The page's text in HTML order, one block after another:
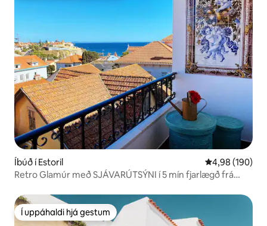
Íbúð í Estoril 4,98 af 5 í
4,98 (190)
Retro Glamúr með SJÁVARÚTSÝNI í 5 mín fjarlægð frá
Í uppáhaldi hjá gestum
Í uppáhaldi hjá gestum